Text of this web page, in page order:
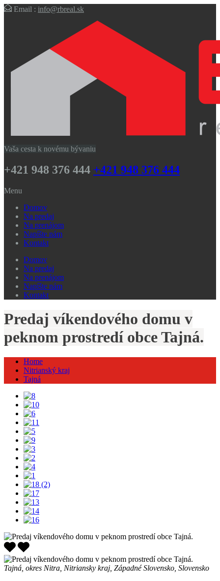
Email : info@rbreal.sk
Vaša cesta k novému bývaniu
+421 948 376 444 +421 948 376 444
Menu
Domov
Na predaj
Na prenájom
Napíšte nám
Kontakt
Domov
Na predaj
Na prenájom
Napíšte nám
Kontakt
Predaj víkendového domu v
peknom prostredí obce Tajná.
Home
Nitrianský kraj
Tajná
Tajná, okres Nitra, Nitriansky kraj, Západné Slovensko, Slovensko